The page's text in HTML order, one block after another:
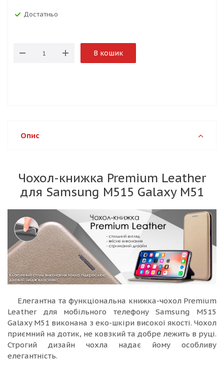
Достатньо
В кошик
Опис
Чохол-книжка Premium Leather
для Samsung M515 Galaxy M51
Елегантна та функціональна книжка-чохол Premium
Leather для мобільного телефону Samsung M515
Galaxy M51 виконана з еко-шкіри високої якості. Чохол
приємний на дотик, не ковзкий та добре лежить в руці.
Строгий дизайн чохла надає йому особливу
елегантність.